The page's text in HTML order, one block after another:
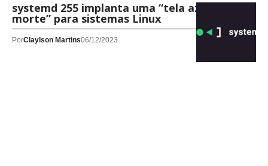
systemd 255 implanta uma “tela azul da
morte” para sistemas Linux
PorClaylson Martins06/12/2023